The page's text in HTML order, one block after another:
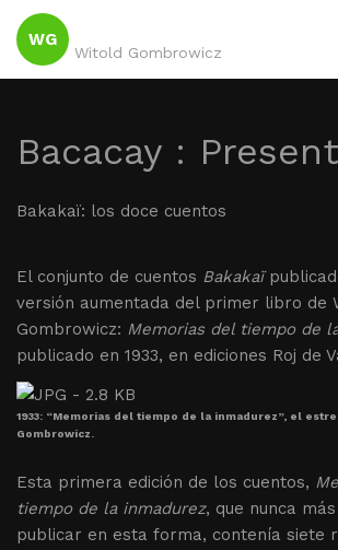
WG
Witold Gombrowicz
Bacacay :
Bakakaï: los doce cuentos
El conjunto de cuentos Bakakaï
versión aumentada del primer libro de
Gombrowicz: Memorias del tiempo de
publicado en 1933, en ediciones Roj de
1933: “Memorias del tiempo de la inmadurez”, el
Gombrowicz.
Esta primera edición de los cuentos,
tiempo de la inmadurez, que nunca
publicar en esta forma, contenía siete